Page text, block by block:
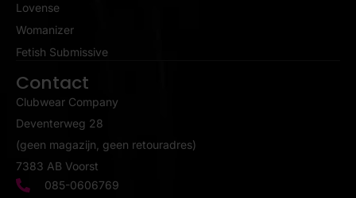
Lovense
Womanizer
Fetish Submissive
Contact
Clubwear Company
Deventerweg 28
(geen magazijn, geen retouradres)
7383 AB Voorst
085-0606769